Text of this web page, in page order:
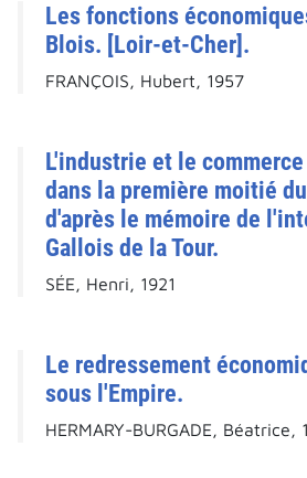
Les fonctions
Blois. [Loir-et-Cher].
FRANÇOIS, Hubert, 1957
L'industrie et le
dans la première moitié
d'après le mémoire de
Gallois de la Tour.
SÉE, Henri, 1921
Le redressement
sous l'Empire.
HERMARY-BURGADE, Béatrice,